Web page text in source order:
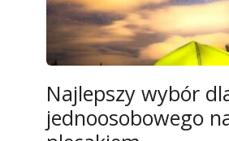
Najlepszy wybór
jednoosobowego